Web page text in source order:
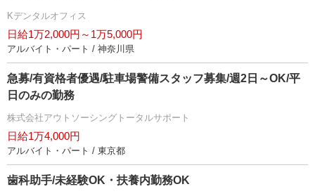
Kデンタルオフィス
日給1万2,000円～1万5,000円
アルバイト・パート / 神奈川県
急募/有資格者優遇/駐車場警備スタッフ募集/週2日～OK/平
日のみの勤務
株式会社アウトソーシングトータルサポート
日給1万4,000円
アルバイト・パート / 東京都
歯科助手/未経験OK・扶養内勤務OK